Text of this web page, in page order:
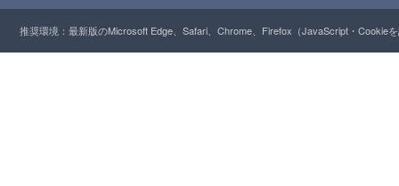
推奨環境：最新版のMicrosoft Edge、Safari、Chrome、Firefox（JavaScript・Cookie